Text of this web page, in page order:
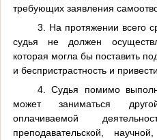
требующих заявления
3. На протяжении всего
судья не должен
которая могла бы поставить
и беспристрастность и
4. Судья помимо
может заниматься
оплачиваемой
преподавательской,